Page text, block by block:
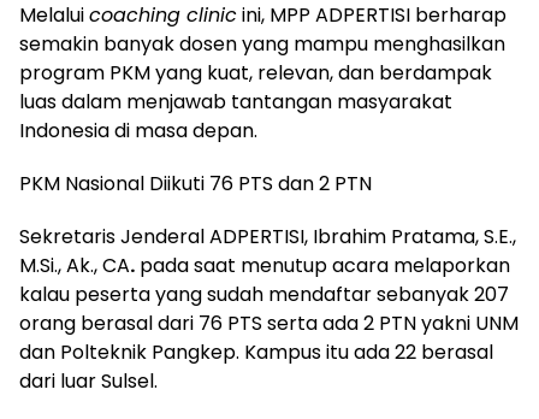
Melaluicoaching clinicini, MPP ADPERTISI berharap
semakin banyak dosen yang mampu menghasilkan
program PKM yang kuat, relevan, dan berdampak
luas dalam menjawab tantangan masyarakat
Indonesia di masa depan.
PKM Nasional Diikuti 76 PTS dan 2 PTN
Sekretaris Jenderal ADPERTISI, Ibrahim Pratama, S.E.,
M.Si., Ak., CA. pada saat menutup acara melaporkan
kalau peserta yang sudah mendaftar sebanyak 207
orang berasal dari 76 PTS serta ada 2 PTN yakni UNM
dan Polteknik Pangkep. Kampus itu ada 22 berasal
dari luar Sulsel.